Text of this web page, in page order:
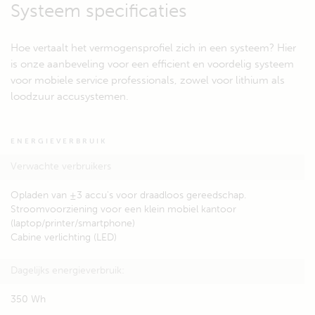
Systeem specificaties
Hoe vertaalt het vermogensprofiel zich in een systeem? Hier
is onze aanbeveling voor een efficient en voordelig systeem
voor mobiele service professionals, zowel voor lithium als
loodzuur accusystemen.
ENERGIEVERBRUIK
Verwachte verbruikers
Opladen van ±3 accu's voor draadloos gereedschap.
Stroomvoorziening voor een klein mobiel kantoor
(laptop/printer/smartphone)
Cabine verlichting (LED)
Dagelijks energieverbruik:
350 Wh